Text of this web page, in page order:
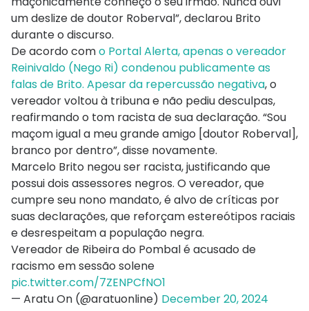
um deslize de doutor Roberval”, declarou Brito
durante o discurso.
De acordo como Portal Alerta, apenas o vereador
Reinivaldo (Nego Ri) condenou publicamente as
falas de Brito. Apesar da repercussão negativa, o
vereador voltou à tribuna e não pediu desculpas,
reafirmando o tom racista de sua declaração. “Sou
maçom igual a meu grande amigo [doutor Roberval],
branco por dentro”, disse novamente.
Marcelo Brito negou ser racista, justificando que
possui dois assessores negros. O vereador, que
cumpre seu nono mandato, é alvo de críticas por
suas declarações, que reforçam estereótipos raciais
e desrespeitam a população negra.
Vereador de Ribeira do Pombal é acusado de
racismo em sessão solene
pic.twitter.com/7ZENPCfNO1
— Aratu On (@aratuonline) December 20, 2024